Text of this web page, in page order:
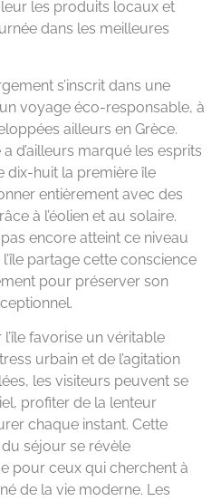
les produits locaux et
dans les meilleures
s’inscrit dans une
voyage éco-responsable, à
ailleurs en Grèce.
d’ailleurs marqué les esprits
dix-huit la première île
entièrement avec des
à l’éolien et au solaire.
encore atteint ce niveau
partage cette conscience
pour préserver son
favorise un véritable
urbain et de l’agitation
les visiteurs peuvent se
profiter de la lenteur
chaque instant. Cette
séjour se révèle
pour ceux qui cherchent à
de la vie moderne. Les